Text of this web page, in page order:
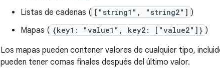
Listas de cadenas ( ["string1", "string2"] )
Mapas ( {key1: "value1", key2: ["value2"]} )
Los mapas pueden contener valores de cualquier tipo,
pueden tener comas finales después del último valor.